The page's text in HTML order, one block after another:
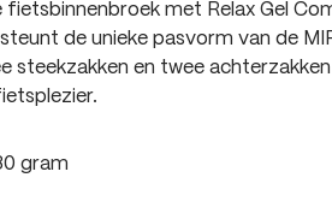
fietsbinnenbroek met Relax Gel
de unieke pasvorm van de
steekzakken en twee
gram